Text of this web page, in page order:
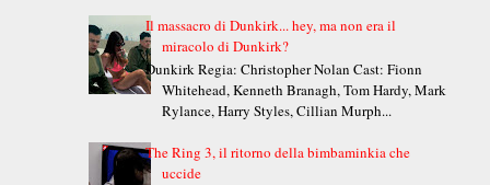
Il massacro di Dunkirk... hey, ma non era il
miracolo di Dunkirk?
Dunkirk Regia: Christopher Nolan Cast: Fionn
Whitehead, Kenneth Branagh, Tom Hardy, Mark
Rylance, Harry Styles, Cillian Murph...
The Ring 3, il ritorno della bimbaminkia che
uccide